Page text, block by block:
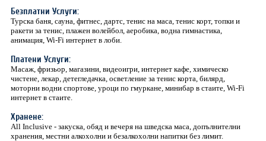
Безплатни Услуги:
Турска баня, сауна, фитнес, дартс, тенис на маса, тенис корт, топки и
ракети за тенис, плажен волейбол, аеробика, водна гимнастика,
анимация, Wi-Fi интернет в лоби.
Платени Услуги:
Масаж, фризьор, магазини, видеоигри, интернет кафе, химическо
чистене, лекар, детегледачка, осветление за тенис корта, билярд,
моторни водни спортове, уроци по гмуркане, минибар в стаите, Wi-Fi
интернет в стаите.
Хранене:
All Inclusive - закуска, обяд и вечеря на шведска маса, допълнителни
хранения, местни алкохолни и безалкохолни напитки без лимит.